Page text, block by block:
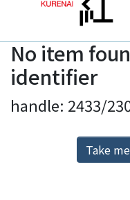
Home
Communities
Browse
Download Ranking
No item
identifier
handle: 2433/
Take